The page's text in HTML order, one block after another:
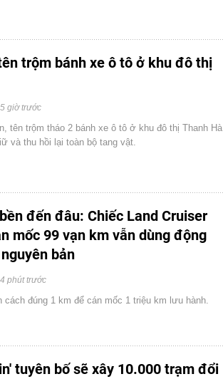
trộm bánh xe ô tô ở khu đô thị
5 giờ trước
tên trộm tháo 2 bánh xe ô tô ở khu đô thị Thanh Hà
và thu hồi lại toàn bộ tang vật.
đến đâu: Chiếc Land Cruiser
mốc 99 vạn km vẫn dùng động
bản
4 phút trước
cách đúng 1 km để cán mốc 1 triệu km lưu hành.
tuyên bố sẽ xây 10.000 trạm đổi